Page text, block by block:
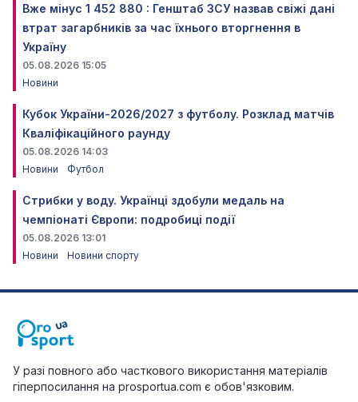
Вже мінус 1 452 880 : Генштаб ЗСУ назвав свіжі дані
втрат загарбників за час їхнього вторгнення в
Україну
05.08.2026 15:05
Новини
Кубок України-2026/2027 з футболу. Розклад матчів
Кваліфікаційного раунду
05.08.2026 14:03
Новини
Футбол
Стрибки у воду. Українці здобули медаль на
чемпіонаті Європи: подробиці події
05.08.2026 13:01
Новини
Новини спорту
У разі повного або часткового використання матеріалів
гіперпосилання на prosportua.com є обов'язковим.